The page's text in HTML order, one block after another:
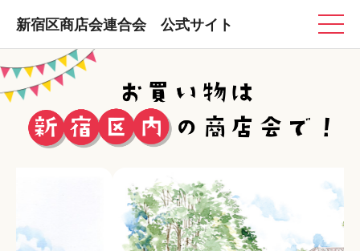
新宿区商店会連合会 公式サイト